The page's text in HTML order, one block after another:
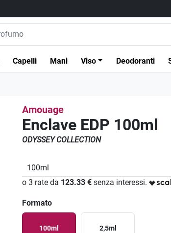
Capelli Mani Viso Deodoranti
Amouage
Enclave EDP 100ml
ODYSSEY COLLECTION
100ml
o 3 rate da 123.33 € senza interessi.
Formato
100ml 2,5ml